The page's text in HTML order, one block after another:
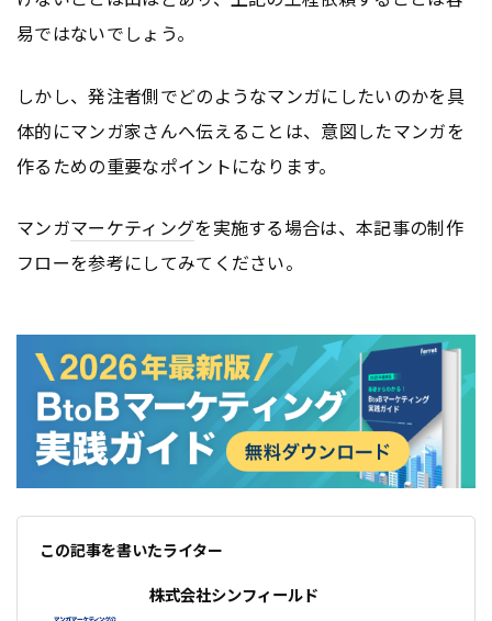
易ではないでしょう。
しかし、発注者側でどのようなマンガにしたいのかを具
体的にマンガ家さんへ伝えることは、意図したマンガを
作るための重要なポイントになります。
マンガマーケティングを実施する場合は、本記事の制作
フローを参考にしてみてください。
この記事を書いたライター
株式会社シンフィールド